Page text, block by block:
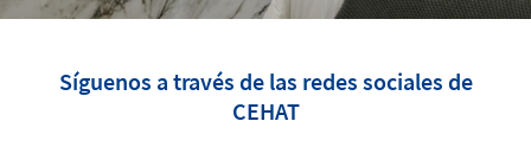
Síguenos a través de las redes sociales de
CEHAT